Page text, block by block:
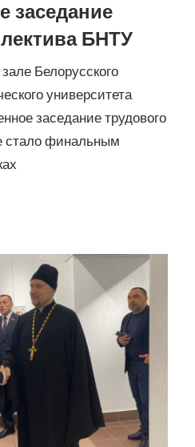
заседание
БНТУ
Белорусского
университета
заседание трудового
стало финальным